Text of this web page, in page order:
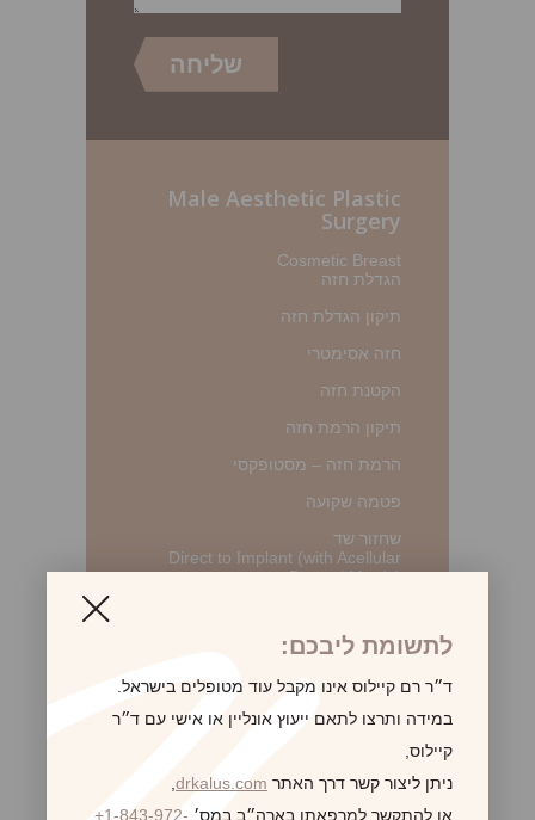
Male Aesthetic Plastic
Surgery
Cosmetic Breast
הגדלת חזה
תיקון הגדלת חזה
חזה אסימטרי
הקטנת חזה
תיקון הרמת חזה
הרמת חזה – מסטופקסי
פטמה שקועה
שחזור שד
Direct to Implant (with Acellular
Dermal Matrix)
Autologous (Flaps)
Post-Lumpectomy
Post-Radiation
תיקון שחזור שד
לתשומת ליבכם:
ד״ר רם קיילוס אינו מקבל עוד מטופלים בישראל.
במידה ותרצו לתאם ייעוץ אונליין או אישי עם ד״ר
קיילוס,
ניתן ליצור קשר דרך האתר drkalus.com
או להתקשר למרפאתו בארה״ב במס׳ +1-843-972-